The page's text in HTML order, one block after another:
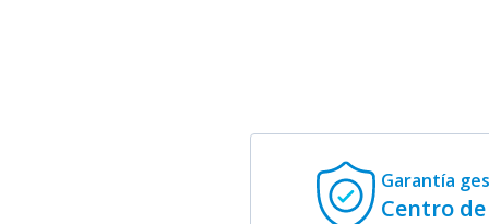
Garantía
Centro